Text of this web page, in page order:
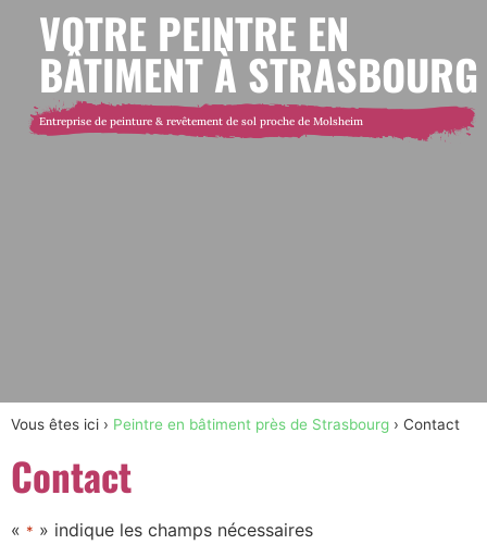
VOTRE PEINTRE EN
BÂTIMENT À STRASBOURG
Entreprise de peinture & revêtement de sol proche de Molsheim
Vous êtes ici › Peintre en bâtiment près de Strasbourg › Contact
Contact
« * » indique les champs nécessaires